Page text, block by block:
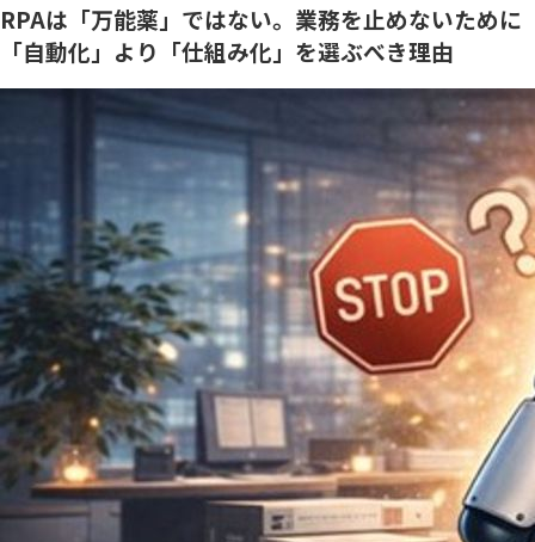
RPAは「万能薬」ではない。業務を止めないために
「自動化」より「仕組み化」を選ぶべき理由